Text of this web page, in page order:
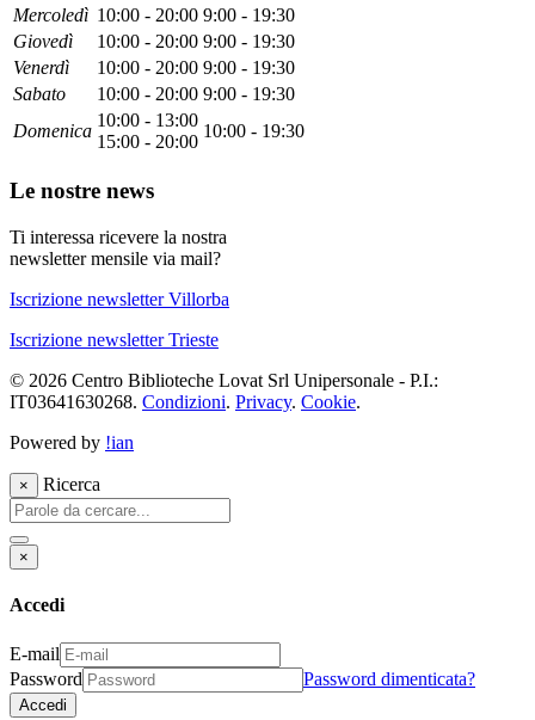
Mercoledì 10:00 - 20:00 9:00 - 19:30
Giovedì 10:00 - 20:00 9:00 - 19:30
Venerdì 10:00 - 20:00 9:00 - 19:30
Sabato 10:00 - 20:00 9:00 - 19:30
Domenica
10:00 - 13:00
15:00 - 20:00
10:00 - 19:30
Le nostre news
Ti interessa ricevere la nostra
newsletter mensile via mail?
Iscrizione newsletter Villorba
Iscrizione newsletter Trieste
© 2026 Centro Biblioteche Lovat Srl Unipersonale - P.I.:
IT03641630268. Condizioni. Privacy. Cookie.
Powered by !ian
× Ricerca
×
Accedi
E-mail
Password
Password dimenticata?
Accedi